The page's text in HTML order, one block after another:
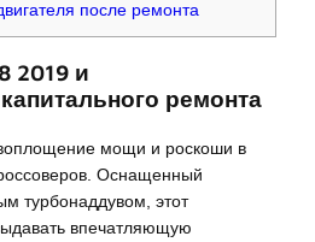
после ремонта
2019 и
ремонта
мощи и роскоши в
Оснащенный
турбонаддувом, этот
впечатляющую